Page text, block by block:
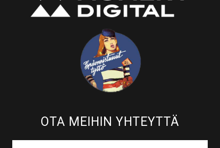
OTA MEIHIN YHTEYTTÄ​